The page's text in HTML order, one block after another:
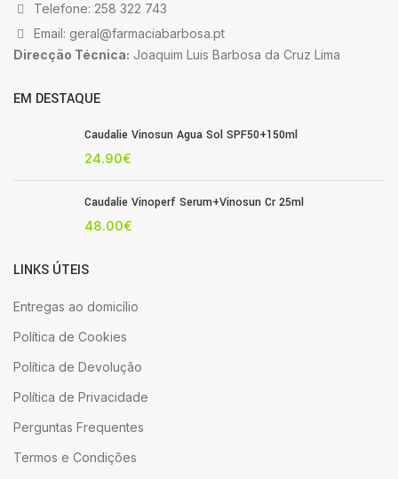
Telefone: 258 322 743
Email: geral@farmaciabarbosa.pt
Direcção Técnica: Joaquim Luis Barbosa da Cruz Lima
EM DESTAQUE
Caudalie Vinosun Agua Sol SPF50+150ml
24.90€
Caudalie Vinoperf Serum+Vinosun Cr 25ml
48.00€
LINKS ÚTEIS
Entregas ao domicílio
Política de Cookies
Política de Devolução
Política de Privacidade
Perguntas Frequentes
Termos e Condições